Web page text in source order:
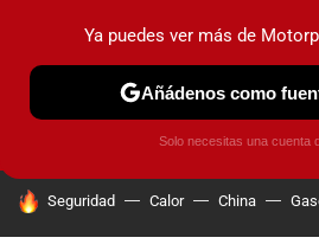
PRUEBAS COCHES ELÉCTRICOS
HOY SE HABLA DE
Seguridad Calor China
Ya puedes ver más de
Añádenos como
Solo necesitas una cuenta